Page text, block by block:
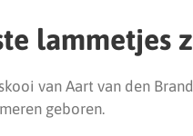
lammetjes
van Aart van den
geboren.